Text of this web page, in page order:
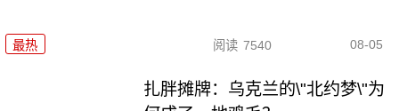
最热 阅读 7540 08-05
扎胖摊牌：乌克兰的\"北约梦\"为